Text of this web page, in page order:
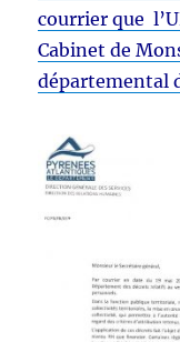
courrier que
Cabinet de
départemental